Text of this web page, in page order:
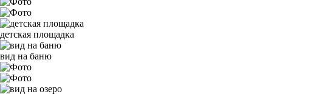
детская площадка
вид на баню